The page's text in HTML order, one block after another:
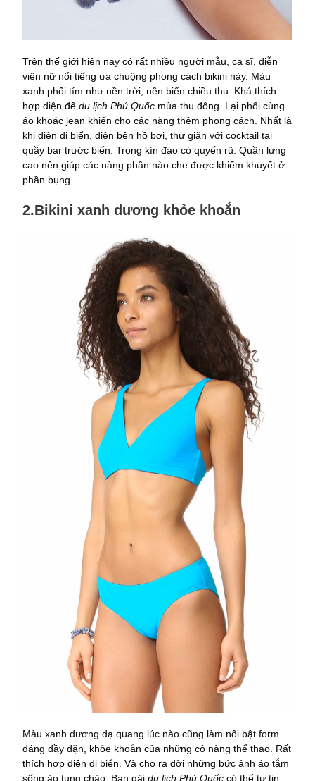
Trên thế giới hiện nay có rất nhiều người mẫu, ca sĩ, diễn
viên nữ nổi tiếng ưa chuộng phong cách bikini này. Màu
xanh phối tím như nền trời, nền biển chiều thu. Khá thích
hợp diện để du lịch Phú Quốc mùa thu đông. Lại phối cùng
áo khoác jean khiến cho các nàng thêm phong cách. Nhất là
khi diện đi biển, diện bên hồ bơi, thư giãn với cocktail tại
quầy bar trước biển. Trong kín đáo có quyến rũ. Quần lưng
cao nên giúp các nàng phần nào che được khiếm khuyết ở
phần bụng.
2.Bikini xanh dương khỏe khoắn
Màu xanh dương dạ quang lúc nào cũng làm nổi bật form
dáng đầy đặn, khỏe khoắn của những cô nàng thể thao. Rất
thích hợp diện đi biển. Và cho ra đời những bức ảnh áo tắm
sống ảo tung chảo. Bạn gái du lịch Phú Quốc có thể tự tin